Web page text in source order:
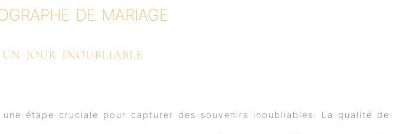
a
g
m
e
d
DE MARIAGE
JOUR INOUBLIABLE
une étape cruciale pour capturer des souvenirs inoubliables. La qualité de